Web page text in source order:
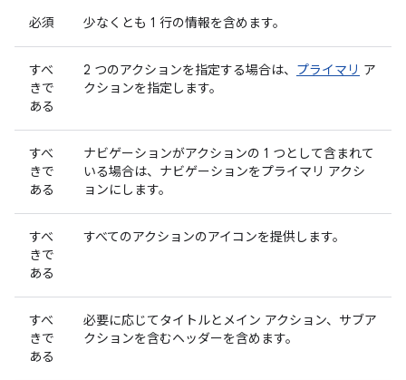
必須 少なくとも 1 行の情報を含めます。
すべ
きで
ある
2 つのアクションを指定する場合は、 プライマリ ア
クションを指定します。
すべ
きで
ある
ナビゲーションがアクションの 1 つとして含まれて
いる場合は、ナビゲーションをプライマリ アクシ
ョンにします。
すべ
きで
ある
すべてのアクションのアイコンを提供します。
すべ
きで
ある
必要に応じてタイトルとメイン アクション、サブア
クションを含むヘッダーを含めます。